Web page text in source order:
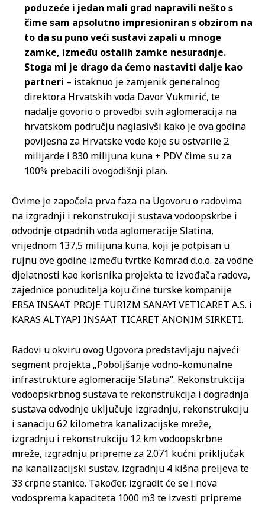
poduzeće i jedan mali grad napravili nešto s
čime sam apsolutno impresioniran s obzirom na
to da su puno veći sustavi zapali u mnoge
zamke, između ostalih zamke nesuradnje.
Stoga mi je drago da ćemo nastaviti dalje kao
partneri – istaknuo je zamjenik generalnog
direktora Hrvatskih voda Davor Vukmirić, te
nadalje govorio o provedbi svih aglomeracija na
hrvatskom području naglasivši kako je ova godina
povijesna za Hrvatske vode koje su ostvarile 2
milijarde i 830 milijuna kuna + PDV čime su za
100% prebacili ovogodišnji plan.
Ovime je započela prva faza na Ugovoru o radovima
na izgradnji i rekonstrukciji sustava vodoopskrbe i
odvodnje otpadnih voda aglomeracije Slatina,
vrijednom 137,5 milijuna kuna, koji je potpisan u
rujnu ove godine između tvrtke Komrad d.o.o. za vodne
djelatnosti kao korisnika projekta te izvođača radova,
zajednice ponuditelja koju čine turske kompanije
ERSA INSAAT PROJE TURIZM SANAYI VETICARET A.S. i
KARAS ALTYAPI INSAAT TICARET ANONIM SIRKETI.
Radovi u okviru ovog Ugovora predstavljaju najveći
segment projekta „Poboljšanje vodno-komunalne
infrastrukture aglomeracije Slatina“. Rekonstrukcija
vodoopskrbnog sustava te rekonstrukcija i dogradnja
sustava odvodnje uključuje izgradnju, rekonstrukciju
i sanaciju 62 kilometra kanalizacijske mreže,
izgradnju i rekonstrukciju 12 km vodoopskrbne
mreže, izgradnju pripreme za 2.071 kućni priključak
na kanalizacijski sustav, izgradnju 4 kišna preljeva te
33 crpne stanice. Također, izgradit će se i nova
vodosprema kapaciteta 1000 m3 te izvesti pripreme